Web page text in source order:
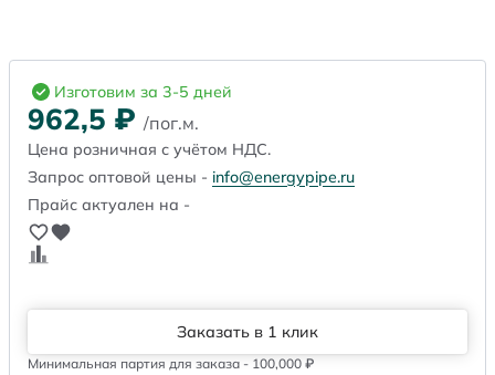
Изготовим за 3-5 дней
962,5 ₽ /пог.м.
Цена розничная с учётом НДС.
Запрос оптовой цены - info@energypipe.ru
Прайс актуален на -
Заказать в 1 клик
Минимальная партия для заказа - 100,000 ₽